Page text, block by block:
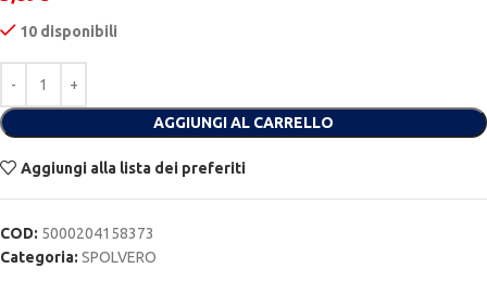
10 disponibili
AGGIUNGI AL CARRELLO
Aggiungi alla lista dei preferiti
COD: 5000204158373
Categoria: SPOLVERO